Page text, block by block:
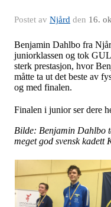
Postet av Njård den 16.
Benjamin Dahlbo fra
juniorklassen og tok
sterk prestasjon, hvor
måtte ta ut det beste av
og med finalen.
Finalen i junior ser dere
Bilde: Benjamin Dahlbo
meget god svensk kadett